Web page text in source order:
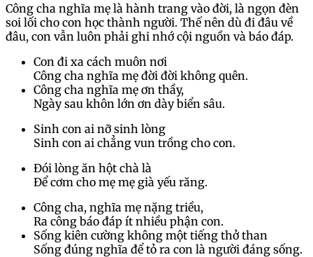
Công cha nghĩa mẹ là hành trang vào đời, là ngọn đèn
soi lối cho con học thành người. Thế nên dù đi đâu về
đâu, con vẫn luôn phải ghi nhớ cội nguồn và báo đáp.
Con đi xa cách muôn nơi
Công cha nghĩa mẹ đời đời không quên.
Công cha nghĩa mẹ ơn thầy,
Ngày sau khôn lớn ơn dày biển sâu.
Sinh con ai nỡ sinh lòng
Sinh con ai chẳng vun trồng cho con.
Đói lòng ăn hột chà là
Để cơm cho mẹ mẹ già yếu răng.
Công cha, nghĩa mẹ nặng triều,
Ra công báo đáp ít nhiều phận con.
Sống kiên cường không một tiếng thở than
Sống đúng nghĩa để tỏ ra con là người đáng sống.